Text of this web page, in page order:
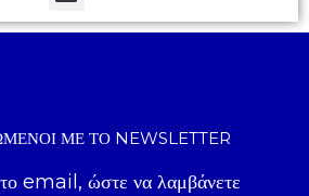
ΜΕ ΤΟ NEWSLETTER
email, ώστε να λαμβάνετε